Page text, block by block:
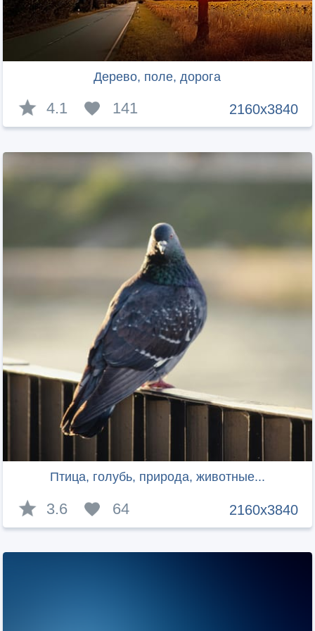
Дерево, поле, дорога
2160x3840
4.1 141
Птица, голубь, природа, животные...
2160x3840
3.6 64